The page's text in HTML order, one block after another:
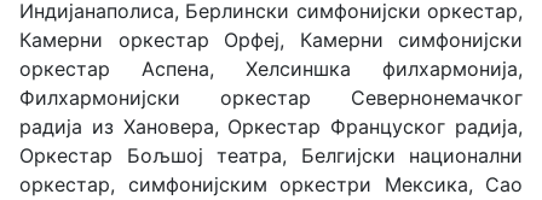
Индијанаполиса, Берлински симфонијски оркестар,
Камерни оркестар Орфеј, Камерни симфонијски
оркестар Аспена, Хелсиншка филхармонија,
Филхармонијски оркестар Севернонемачког
радија из Хановера, Оркестар Француског радија,
Оркестар Бољшој театра, Белгијски национални
оркестар, симфонијским оркестри Мексика, Сао